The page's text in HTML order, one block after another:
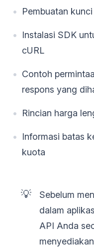
Pembuatan
Instalasi SDK
cURL
Contoh
respons yang
Rincian harga
Informasi batas
kuota
💡
Sebelum
dalam
API Anda